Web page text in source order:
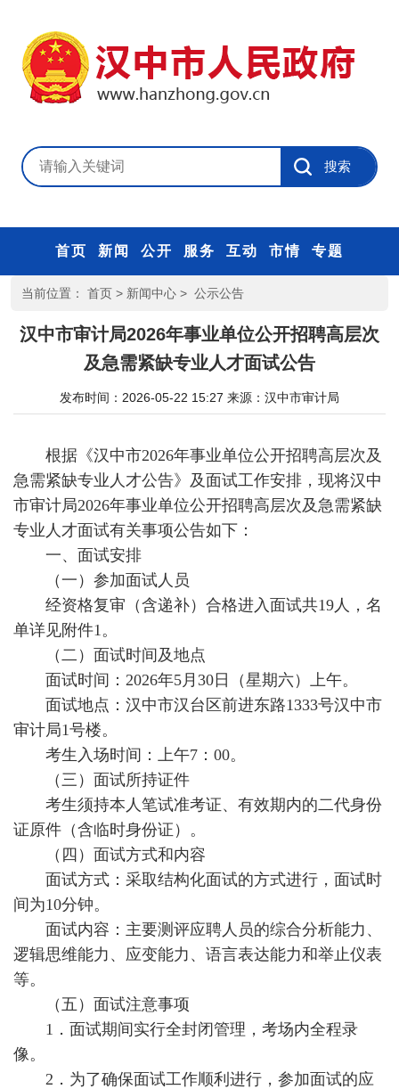
首页 新闻 公开 服务 互动 市情 专题
当前位置： 首页 > 新闻中心 > 公示公告
汉中市审计局2026年事业单位公开招聘高层次
及急需紧缺专业人才面试公告
发布时间：2026-05-22 15:27 来源： 汉中市审计局
根据《汉中市2026年事业单位公开招聘高层次及
急需紧缺专业人才公告》及面试工作安排，现将汉中
市审计局2026年事业单位公开招聘高层次及急需紧缺
专业人才面试有关事项公告如下：
一、面试安排
（一）参加面试人员
经资格复审（含递补）合格进入面试共19人，名
单详见附件1。
（二）面试时间及地点
面试时间：2026年5月30日（星期六）上午。
面试地点：汉中市汉台区前进东路1333号汉中市
审计局1号楼。
考生入场时间：上午7：00。
（三）面试所持证件
考生须持本人笔试准考证、有效期内的二代身份
证原件（含临时身份证）。
（四）面试方式和内容
面试方式：采取结构化面试的方式进行，面试时
间为10分钟。
面试内容：主要测评应聘人员的综合分析能力、
逻辑思维能力、应变能力、语言表达能力和举止仪表
等。
（五）面试注意事项
1．面试期间实行全封闭管理，考场内全程录
像。
2．为了确保面试工作顺利进行，参加面试的应